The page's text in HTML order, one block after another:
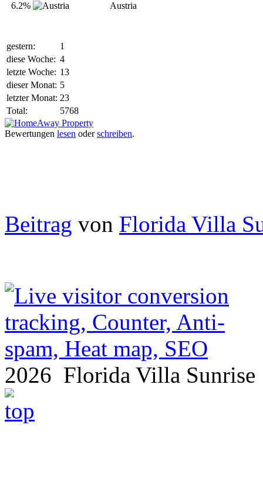
6.2%
Austria
gestern:
1
diese Woche: 4
letzte Woche: 13
dieser Monat: 5
letzter Monat: 23
Total:
5768
Bewertungen lesen oderschreiben.
Beitrag von Florida Villa
2026 Florida Villa